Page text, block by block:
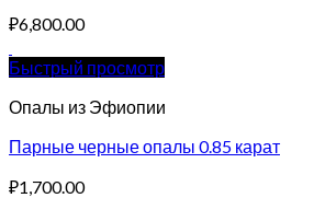
₽6,800.00
Быстрый просмотр
Опалы из Эфиопии
Парные черные опалы 0.85 карат
₽1,700.00